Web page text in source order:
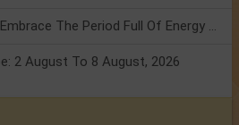
Mars Transit In Gemini: Embrace The Period Full Of Energy & Intelligence
2 August To 8 August, 2026